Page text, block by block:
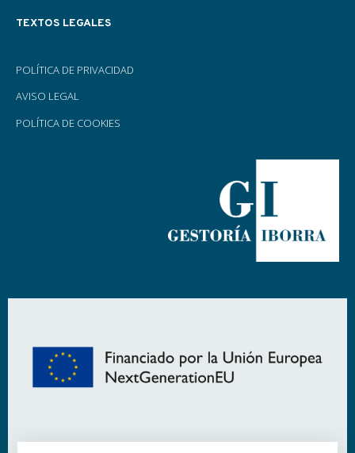
TEXTOS LEGALES
POLÍTICA DE PRIVACIDAD
AVISO LEGAL
POLÍTICA DE COOKIES